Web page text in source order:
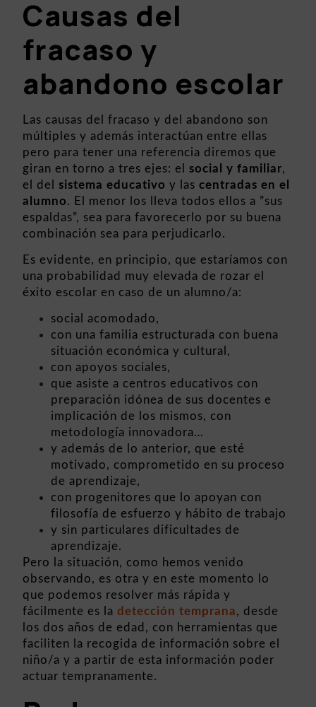
Causas del
fracaso y
abandono escolar
Las causas del fracaso y del abandono son
múltiples y además interactúan entre ellas
pero para tener una referencia diremos que
giran en torno a tres ejes: elsocial y familiar,
el delsistema educativo y lascentradas en el
alumno. El menor los lleva todos ellos a ”sus
espaldas”, sea para favorecerlo por su buena
combinación sea para perjudicarlo.
Es evidente, en principio, que estaríamos con
una probabilidad muy elevada de rozar el
éxito escolar en caso de un alumno/a:
social acomodado,
con una familia estructurada con buena
situación económica y cultural,
con apoyos sociales,
que asiste a centros educativos con
preparación idónea de sus docentes e
implicación de los mismos, con
metodología innovadora…
y además de lo anterior, que esté
motivado, comprometido en su proceso
de aprendizaje,
con progenitores que lo apoyan con
filosofía de esfuerzo y hábito de trabajo
y sin particulares dificultades de
aprendizaje.
Pero la situación, como hemos venido
observando, es otra y en este momento lo
que podemos resolver más rápida y
fácilmente es ladetección temprana, desde
los dos años de edad, con herramientas que
faciliten la recogida de información sobre el
niño/a y a partir de esta información poder
actuar tempranamente.